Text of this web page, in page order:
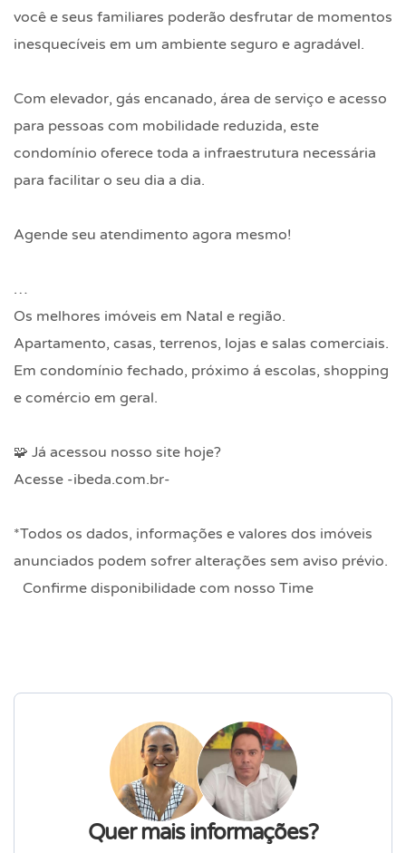
você e seus familiares poderão desfrutar de momentos
inesquecíveis em um ambiente seguro e agradável.
Com elevador, gás encanado, área de serviço e acesso
para pessoas com mobilidade reduzida, este
condomínio oferece toda a infraestrutura necessária
para facilitar o seu dia a dia.
Agende seu atendimento agora mesmo!
…
Os melhores imóveis em Natal e região.
Apartamento, casas, terrenos, lojas e salas comerciais.
Em condomínio fechado, próximo á escolas, shopping
e comércio em geral.
🧩 Já acessou nosso site hoje?
Acesse -ibeda.com.br-
*Todos os dados, informações e valores dos imóveis
anunciados podem sofrer alterações sem aviso prévio.
Confirme disponibilidade com nosso Time
Quer mais informações?